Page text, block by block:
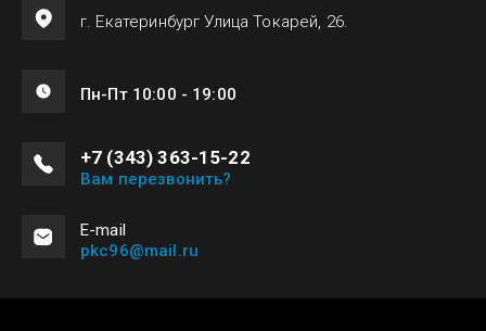
г. Екатеринбург Улица Токарей, 26.
Пн-Пт 10:00 - 19:00
+7 (343) 363-15-22
Вам перезвонить?
Е-mail
pkc96@mail.ru